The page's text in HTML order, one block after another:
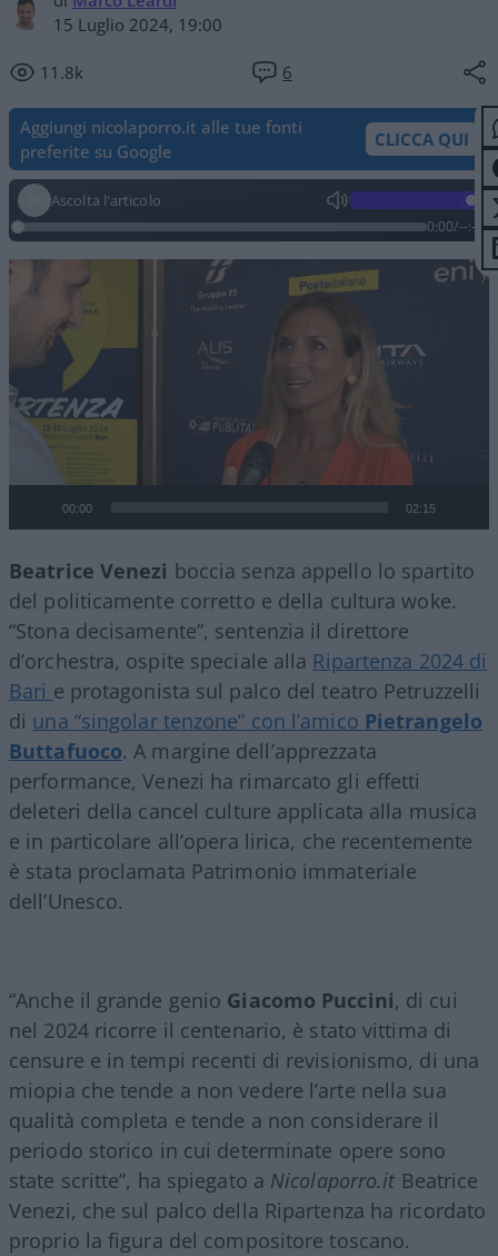
15 Luglio 2024, 19:00
11.8k 6
Aggiungi nicolaporro.it alle tue fonti
preferite su Google
CLICCA QUI
Ascolta l'articolo
0:00/--:--
Video
Player
00:00 02:15
Beatrice Venezi boccia senza appello lo spartito
del politicamente corretto e della cultura woke.
“Stona decisamente”, sentenzia il direttore
d’orchestra, ospite speciale alla Ripartenza 2024 di
Bari e protagonista sul palco del teatro Petruzzelli
di una “singolar tenzone” con l’amico Pietrangelo
Buttafuoco. A margine dell’apprezzata
performance, Venezi ha rimarcato gli effetti
deleteri della cancel culture applicata alla musica
e in particolare all’opera lirica, che recentemente
è stata proclamata Patrimonio immateriale
dell’Unesco.
“Anche il grande genio Giacomo Puccini, di cui
nel 2024 ricorre il centenario, è stato vittima di
censure e in tempi recenti di revisionismo, di una
miopia che tende a non vedere l’arte nella sua
qualità completa e tende a non considerare il
periodo storico in cui determinate opere sono
state scritte”, ha spiegato a Nicolaporro.it Beatrice
Venezi, che sul palco della Ripartenza ha ricordato
proprio la figura del compositore toscano.